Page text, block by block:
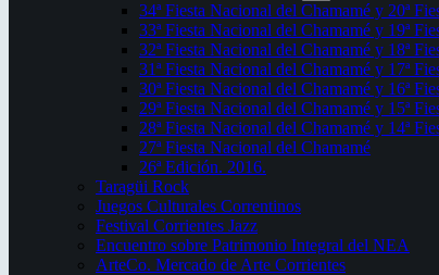
34ª Fiesta Nacional del Chamamé y 20ª
33ª Fiesta Nacional del Chamamé y 19ª
32ª Fiesta Nacional del Chamamé y 18ª
31ª Fiesta Nacional del Chamamé y 17ª
30ª Fiesta Nacional del Chamamé y 16ª
29ª Fiesta Nacional del Chamamé y 15ª
28ª Fiesta Nacional del Chamamé y 14ª
27ª Fiesta Nacional del Chamamé
26ª Edición. 2016.
Taragüi Rock
Juegos Culturales Correntinos
Festival Corrientes Jazz
Encuentro sobre Patrimonio Integral del NEA
ArteCo. Mercado de Arte Corrientes